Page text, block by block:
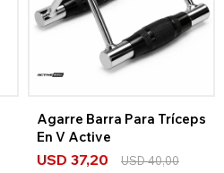
Agarre Barra Para Tríceps
En V Active
USD 37,20 USD40,00